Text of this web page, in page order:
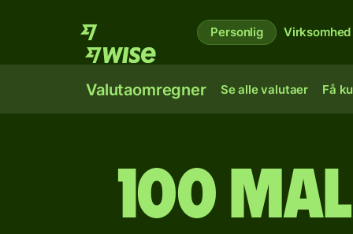
Personlig Virksomhed
Valutaomregner Se alle valutaer Få
100